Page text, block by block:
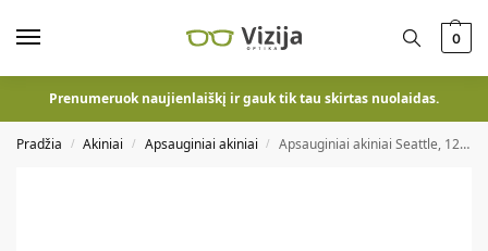
0
Prenumeruok naujienlaiškį ir gauk tik tau skirtas nuolaidas.
Pradžia / Akiniai / Apsauginiai akiniai / Apsauginiai akiniai Seattle, 1212418